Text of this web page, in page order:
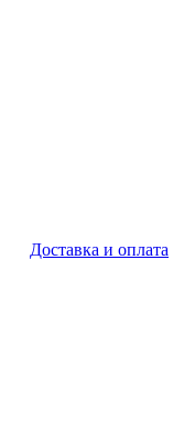
Доставка и оплата